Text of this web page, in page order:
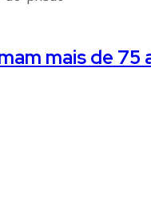
mais de 75